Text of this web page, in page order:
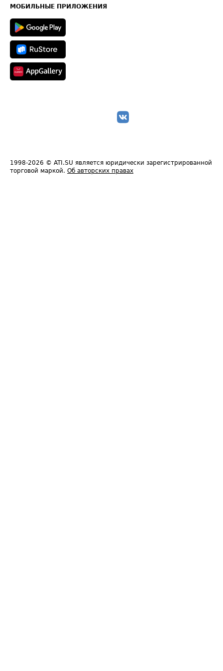
Техническая информация
МОБИЛЬНЫЕ ПРИЛОЖЕНИЯ
1998-2026 © ATI.SU является юридически зарегистрированной
торговой маркой. Об авторских правах